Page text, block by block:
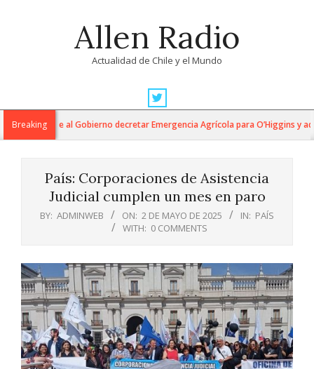
Allen Radio
Actualidad de Chile y el Mundo
Navigation
MenuBreakingexige al Gobierno decretar Emergencia Agrícola para O’Higgins y
País: Corporaciones de Asistencia
Judicial cumplen un mes en paro
BY: ADMINWEB ON: 2 DE MAYO DE 2025 IN: PAÍS
WITH: 0 COMMENTS